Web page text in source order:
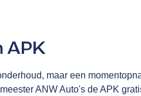
APK
maar een
ANW Auto's de APK